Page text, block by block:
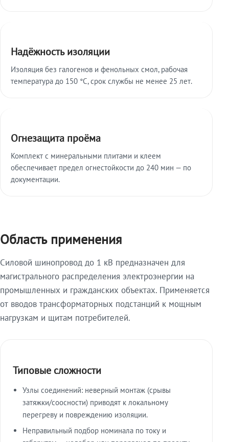
Надёжность изоляции
Изоляция без галогенов и фенольных смол, рабочая
температура до 150 °C, срок службы не менее 25 лет.
Огнезащита проёма
Комплект с минеральными плитами и клеем
обеспечивает предел огнестойкости до 240 мин — по
документации.
Область применения
Силовой шинопровод до 1 кВ предназначен для
магистрального распределения электроэнергии на
промышленных и гражданских объектах. Применяется
от вводов трансформаторных подстанций к мощным
нагрузкам и щитам потребителей.
Типовые сложности
Узлы соединений: неверный монтаж (срывы
затяжки/соосности) приводят к локальному
перегреву и повреждению изоляции.
Неправильный подбор номинала по току и